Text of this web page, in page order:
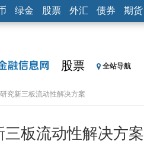
绿金 股票 外汇 债券 期货
股票 全站导航
究新三板流动性解决方案
三板流动性解决方案